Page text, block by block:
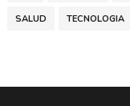
SALUD TECNOLOGIA